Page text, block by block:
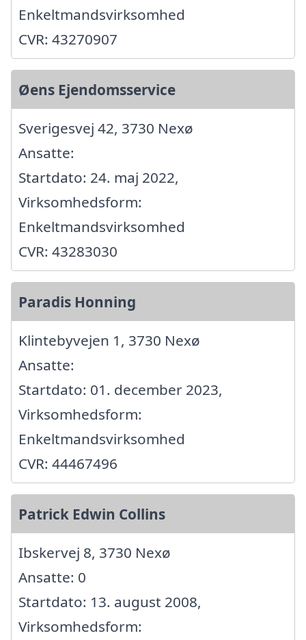
Enkeltmandsvirksomhed
CVR: 43270907
Øens Ejendomsservice
Sverigesvej 42, 3730 Nexø
Ansatte:
Startdato: 24. maj 2022,
Virksomhedsform:
Enkeltmandsvirksomhed
CVR: 43283030
Paradis Honning
Klintebyvejen 1, 3730 Nexø
Ansatte:
Startdato: 01. december 2023,
Virksomhedsform:
Enkeltmandsvirksomhed
CVR: 44467496
Patrick Edwin Collins
Ibskervej 8, 3730 Nexø
Ansatte: 0
Startdato: 13. august 2008,
Virksomhedsform: